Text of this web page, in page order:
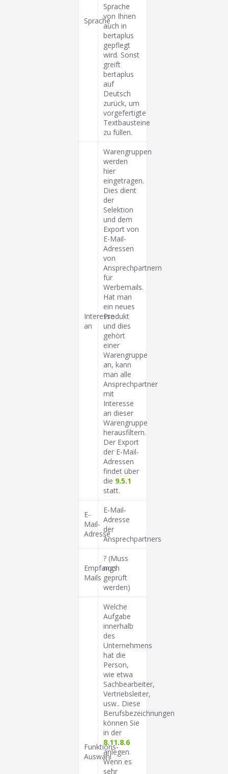
Sprache
Sprache
von Ihnen
auch in
bertaplus
gepflegt
wird. Sonst
greift
bertaplus
auf
Deutsch
zurück, um
vorgefertigte
Textbausteine
zu füllen.
Interesse
an
Warengruppen
werden
hier
eingetragen.
Dies dient
der
Selektion
und dem
Export von
E-Mail-
Adressen
von
Ansprechpartnern
für
Werbemails.
Hat man
ein neues
Produkt
und dies
gehört
einer
Warengruppe
an, kann
man alle
Ansprechpartner
mit
Interesse
an dieser
Warengruppe
herausfiltern.
Der Export
der E-Mail-
Adressen
findet über
die 9.5.1
statt.
E-
Mail-
Adresse
E-Mail-
Adresse
der
Ansprechpartners
Empfangs
Mails
? (Muss
noch
geprüft
werden)
Funktions-
Auswahl
Welche
Aufgabe
innerhalb
des
Unternehmens
hat die
Person,
wie etwa
Sachbearbeiter,
Vertriebsleiter,
usw.. Diese
Berufsbezeichnungen
können Sie
in der
8.11.8.6
anlegen.
Wenn es
sehr